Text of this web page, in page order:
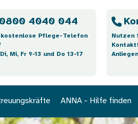
0800 4040 044
kostenlose Pflege-Telefon
Mi, Fr 9-13 und Do 13-17
Nutzen
ANNA - Hilfe finden